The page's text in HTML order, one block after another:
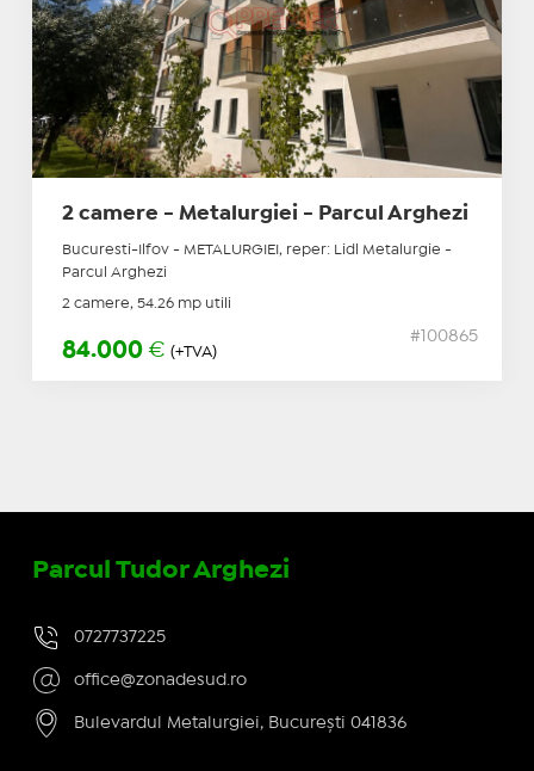
2 camere - Metalurgiei - Parcul Arghezi
Bucuresti-Ilfov - METALURGIEI, reper: Lidl Metalurgie -
Parcul Arghezi
2 camere, 54.26 mp utili
84.000 € (+TVA)
#100865
Parcul Tudor Arghezi
0727737225
office@zonadesud.ro
Bulevardul Metalurgiei, București 041836